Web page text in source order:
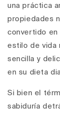
una práctica
propiedades
convertido en
estilo de vida
sencilla y
en su dieta
Si bien el
sabiduría